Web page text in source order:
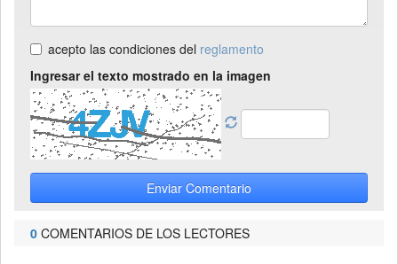
acepto las condiciones del reglamento
Ingresar el texto mostrado en la imagen
Enviar Comentario
0 COMENTARIOS DE LOS LECTORES